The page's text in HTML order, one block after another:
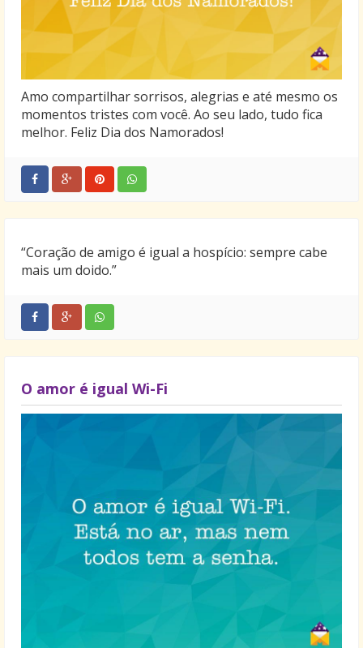
Amo compartilhar sorrisos, alegrias e até mesmo os
momentos tristes com você. Ao seu lado, tudo fica
melhor. Feliz Dia dos Namorados!
“Coração de amigo é igual a hospício: sempre cabe
mais um doido.”
O amor é igual Wi-Fi